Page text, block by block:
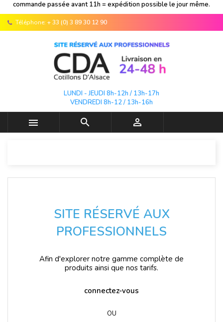
commande passée avant 11h = expédition possible le jour même.
Téléphone: + 33 (0) 3 89 30 12 90
LUNDI - JEUDI 8h-12h / 13h-17h
VENDREDI 8h-12 / 13h-16h
  
SITE RÉSERVÉ AUX
PROFESSIONNELS
Afin d'explorer notre gamme complète de
produits ainsi que nos tarifs.
connectez-vous
OU